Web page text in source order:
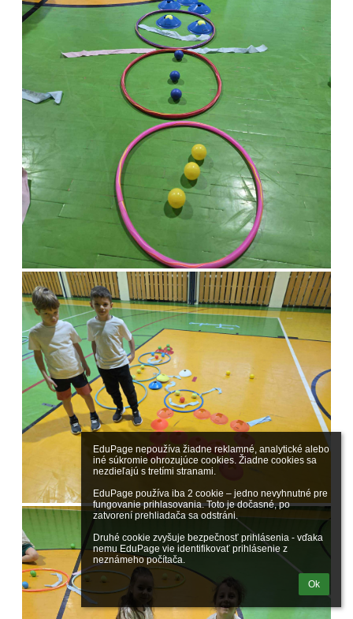
EduPage nepoužíva žiadne reklamné, analytické alebo
iné súkromie ohrozujúce cookies. Žiadne cookies sa
nezdieľajú s tretími stranami.
EduPage používa iba 2 cookie – jedno nevyhnutné pre
fungovanie prihlasovania. Toto je dočasné, po
zatvorení prehliadača sa odstráni.
Druhé cookie zvyšuje bezpečnosť prihlásenia - vďaka
nemu EduPage vie identifikovať prihlásenie z
neznámeho počítača.
Ok